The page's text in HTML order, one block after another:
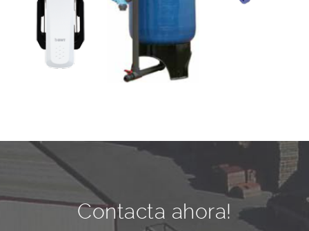
Contacta ahora!